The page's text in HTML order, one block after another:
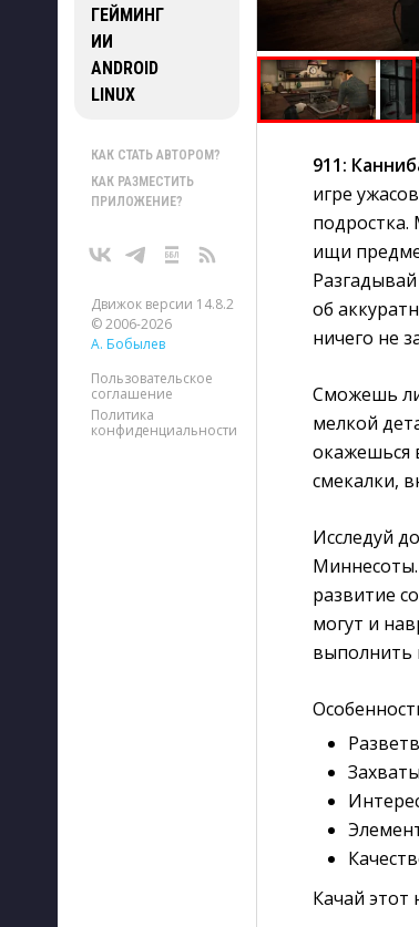
ГЕЙМИНГ
ИИ
ANDROID
LINUX
КАК СТАТЬ АВТОРОМ?
КАК РАЗМЕСТИТЬ
ПРИЛОЖЕНИЕ?
Движок версии 14.8.2
© 2006-2026
А. Бобылев
Пользовательское
соглашение
Политика
конфиденциальности
911:
игре
ищи
об
ничего не
Сможешь ли
мелкой
окажешься
смекалки,
Исследуй
развитие
могут и
выполнить
Качай этот